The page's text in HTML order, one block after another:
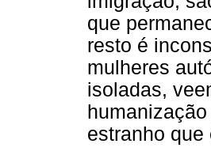
que
resto é
mulheres
isoladas,
estranho que